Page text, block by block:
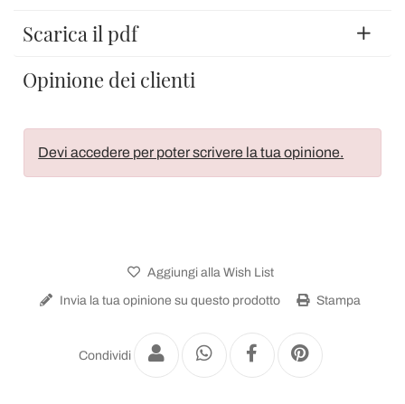
Scarica il pdf
Opinione dei clienti
Devi accedere per poter scrivere la tua opinione.
Aggiungi alla Wish List
Invia la tua opinione su questo prodotto Stampa
Condividi